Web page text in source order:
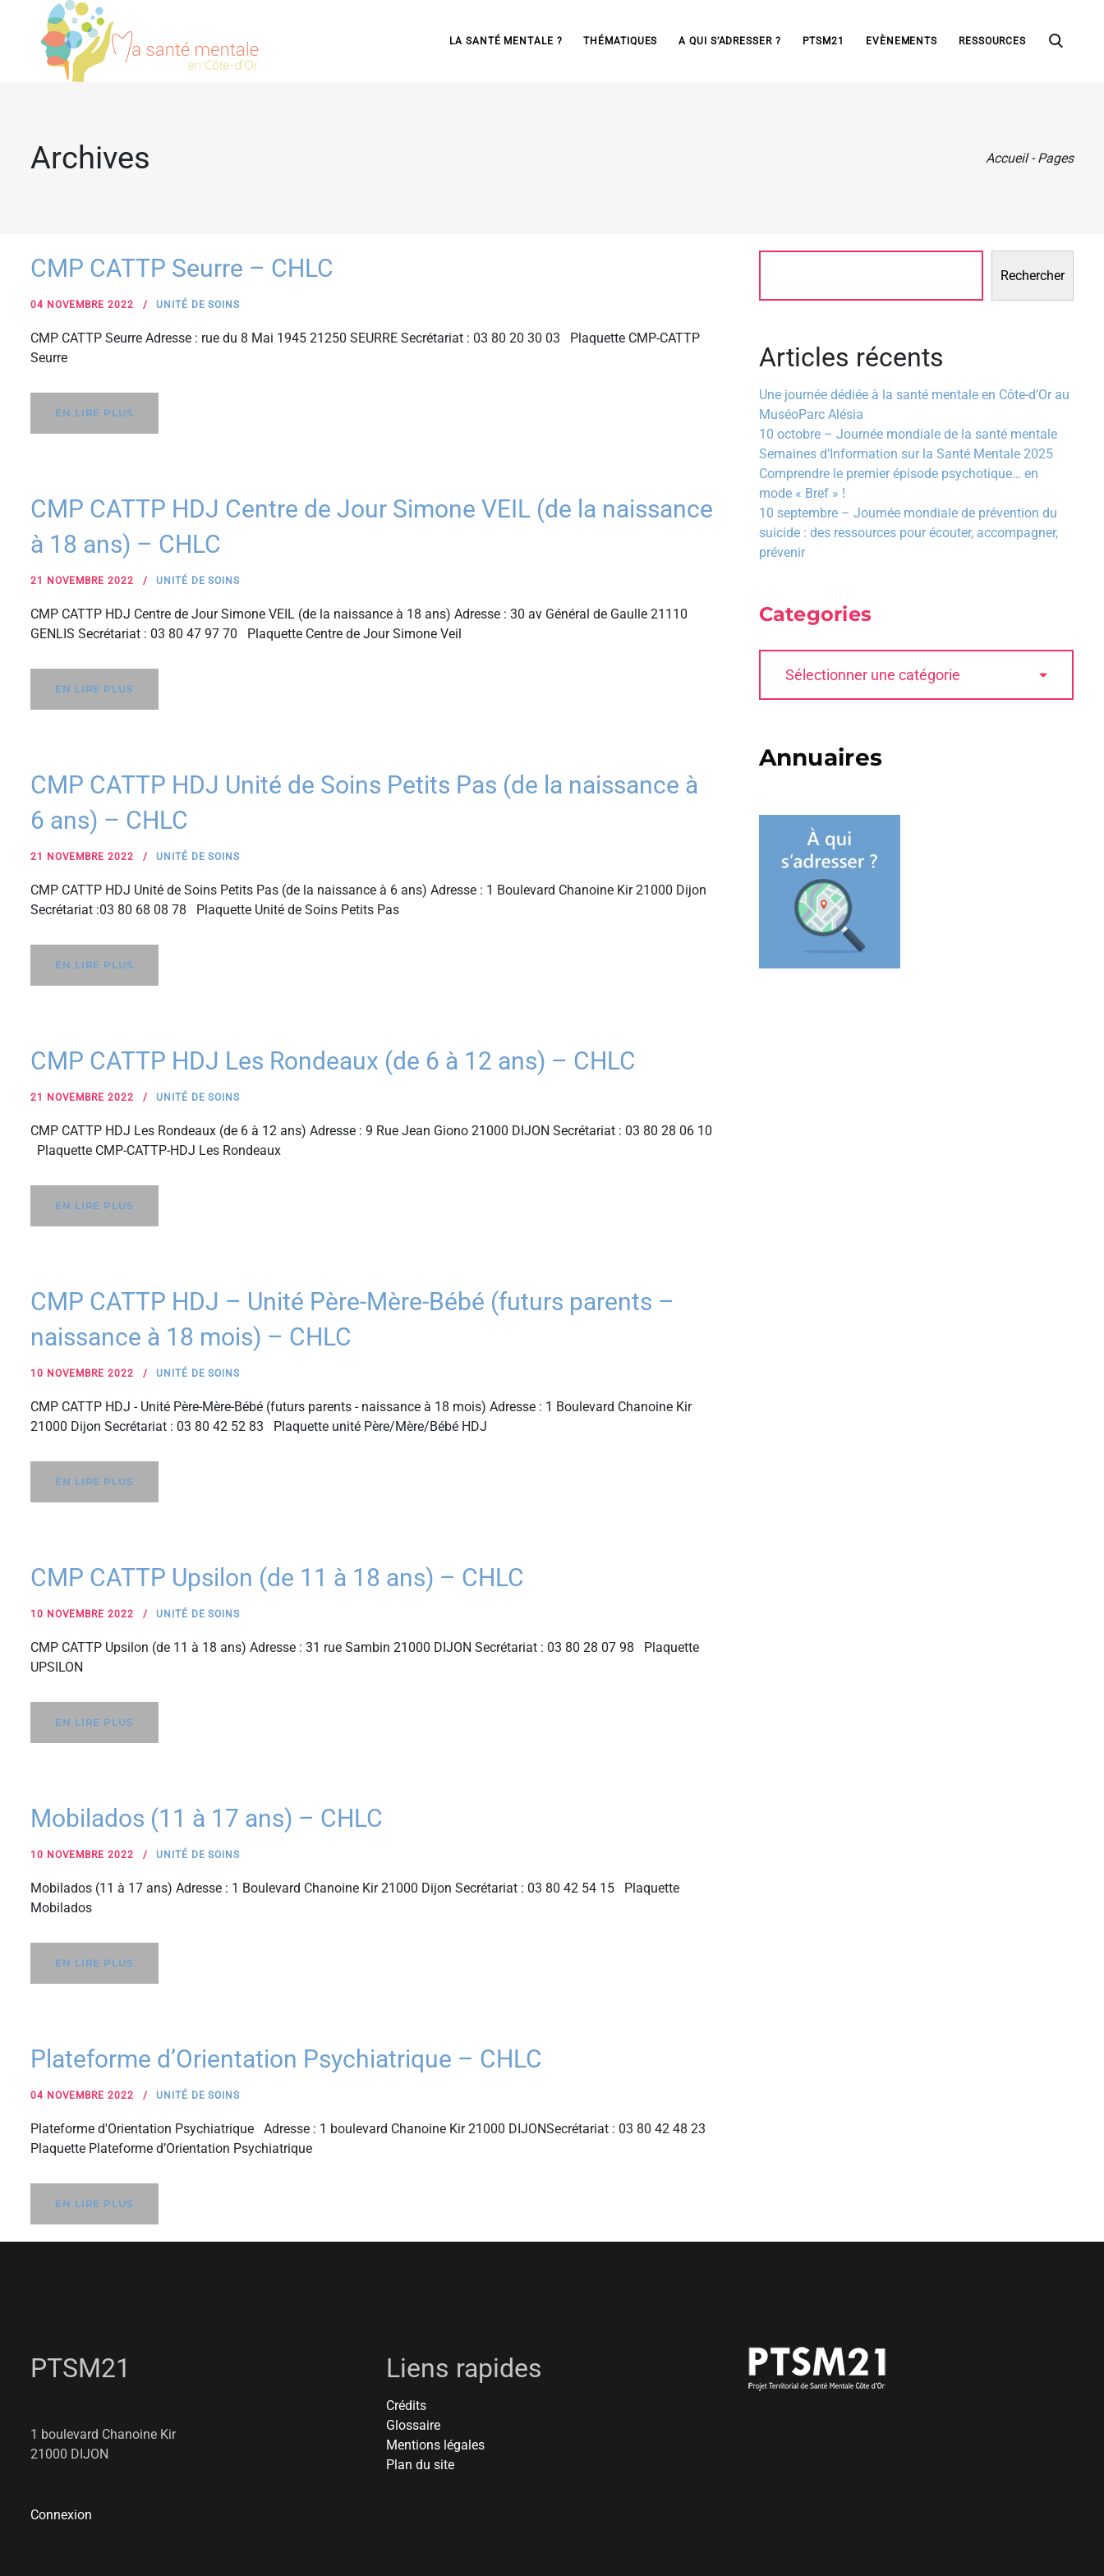
LA SANTÉ MENTALE ? THÉMATIQUES A QUI S’ADRESSER ? PTSM21 EVÈNEMENTS RESSOURCES
Archives Accueil - Pages
CMP CATTP Seurre – CHLC
04 NOVEMBRE 2022 UNITÉ DE SOINS
CMP CATTP Seurre Adresse : rue du 8 Mai 1945 21250 SEURRE Secrétariat : 03 80 20 30 03 Plaquette CMP-CATTP
Seurre
EN LIRE PLUS
CMP CATTP HDJ Centre de Jour Simone VEIL (de la naissance
à 18 ans) – CHLC
21 NOVEMBRE 2022 UNITÉ DE SOINS
CMP CATTP HDJ Centre de Jour Simone VEIL (de la naissance à 18 ans) Adresse : 30 av Général de Gaulle 21110
GENLIS Secrétariat : 03 80 47 97 70 Plaquette Centre de Jour Simone Veil
EN LIRE PLUS
CMP CATTP HDJ Unité de Soins Petits Pas (de la naissance à
6 ans) – CHLC
21 NOVEMBRE 2022 UNITÉ DE SOINS
CMP CATTP HDJ Unité de Soins Petits Pas (de la naissance à 6 ans) Adresse : 1 Boulevard Chanoine Kir 21000 Dijon
Secrétariat :03 80 68 08 78 Plaquette Unité de Soins Petits Pas
EN LIRE PLUS
CMP CATTP HDJ Les Rondeaux (de 6 à 12 ans) – CHLC
21 NOVEMBRE 2022 UNITÉ DE SOINS
CMP CATTP HDJ Les Rondeaux (de 6 à 12 ans) Adresse : 9 Rue Jean Giono 21000 DIJON Secrétariat : 03 80 28 06 10
Plaquette CMP-CATTP-HDJ Les Rondeaux
EN LIRE PLUS
CMP CATTP HDJ – Unité Père-Mère-Bébé (futurs parents –
naissance à 18 mois) – CHLC
10 NOVEMBRE 2022 UNITÉ DE SOINS
CMP CATTP HDJ - Unité Père-Mère-Bébé (futurs parents - naissance à 18 mois) Adresse : 1 Boulevard Chanoine Kir
21000 Dijon Secrétariat : 03 80 42 52 83 Plaquette unité Père/Mère/Bébé HDJ
EN LIRE PLUS
CMP CATTP Upsilon (de 11 à 18 ans) – CHLC
10 NOVEMBRE 2022 UNITÉ DE SOINS
CMP CATTP Upsilon (de 11 à 18 ans) Adresse : 31 rue Sambin 21000 DIJON Secrétariat : 03 80 28 07 98 Plaquette
UPSILON
EN LIRE PLUS
Mobilados (11 à 17 ans) – CHLC
10 NOVEMBRE 2022 UNITÉ DE SOINS
Mobilados (11 à 17 ans) Adresse : 1 Boulevard Chanoine Kir 21000 Dijon Secrétariat : 03 80 42 54 15 Plaquette
Mobilados
EN LIRE PLUS
Plateforme d’Orientation Psychiatrique – CHLC
04 NOVEMBRE 2022 UNITÉ DE SOINS
Plateforme d'Orientation Psychiatrique Adresse : 1 boulevard Chanoine Kir 21000 DIJONSecrétariat : 03 80 42 48 23
Plaquette Plateforme d’Orientation Psychiatrique
EN LIRE PLUS
Rechercher
Articles récents
Une journée dédiée à la santé mentale en Côte-d’Or au
MuséoParc Alésia
10 octobre – Journée mondiale de la santé mentale
Semaines d’Information sur la Santé Mentale 2025
Comprendre le premier épisode psychotique… en
mode « Bref » !
10 septembre – Journée mondiale de prévention du
suicide : des ressources pour écouter, accompagner,
prévenir
Categories
Annuaires
PTSM21
1 boulevard Chanoine Kir
21000 DIJON
Connexion
Liens rapides
Crédits
Glossaire
Mentions légales
Plan du site